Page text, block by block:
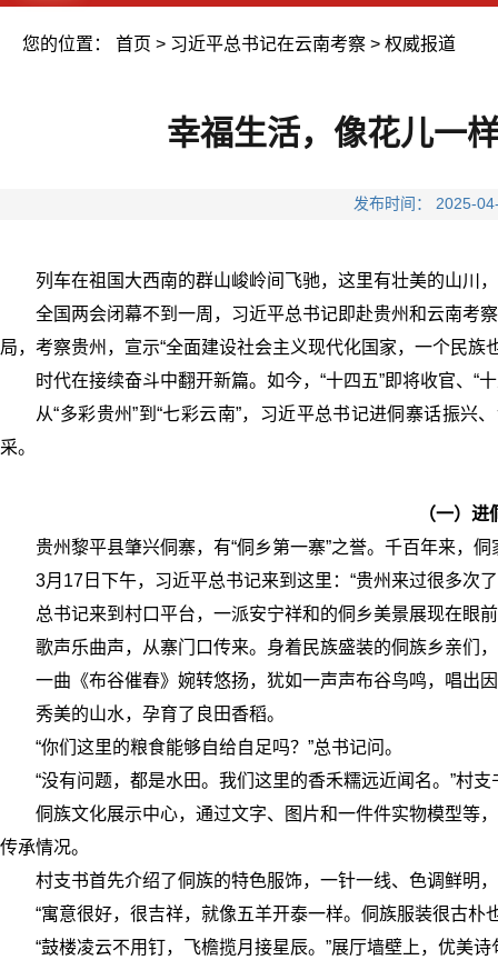
您的位置： 首页 > 习近平总书记在云南考察 > 权威报道
幸福生活，像花儿一
发布时间：
列车在祖国大西南的群山峻岭间飞驰，这里有壮美的山川
全国两会闭幕不到一周，习近平总书记即赴贵州和云南考
局，考察贵州，宣示“全面建设社会主义现代化国家，一个民族
时代在接续奋斗中翻开新篇。如今，“十四五”即将收官、“
从“多彩贵州”到“七彩云南”，习近平总书记进侗寨话振
采。
（一）
贵州黎平县肇兴侗寨，有“侗乡第一寨”之誉。千百年来，
3月17日下午，习近平总书记来到这里：“贵州来过很多次
总书记来到村口平台，一派安宁祥和的侗乡美景展现在眼
歌声乐曲声，从寨门口传来。身着民族盛装的侗族乡亲们
一曲《布谷催春》婉转悠扬，犹如一声声布谷鸟鸣，唱出
秀美的山水，孕育了良田香稻。
“你们这里的粮食能够自给自足吗？”总书记问。
“没有问题，都是水田。我们这里的香禾糯远近闻名。”村支
侗族文化展示中心，通过文字、图片和一件件实物模型等
传承情况。
村支书首先介绍了侗族的特色服饰，一针一线、色调鲜明
“寓意很好，很吉祥，就像五羊开泰一样。侗族服装很古朴
“鼓楼凌云不用钉，飞檐揽月接星辰。”展厅墙壁上，优美